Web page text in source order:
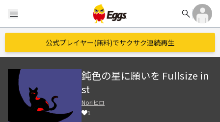
menu search
公式プレイヤー(無料)でサクサク連続再生
鈍色の星に願いを Fullsize in
st
Noriヒロ
1